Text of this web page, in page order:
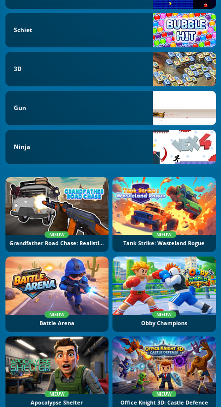
Schiet
3D
Gun
Ninja
NIEUW
Grandfather Road Chase: Realistic Shooter
NIEUW
Tank Strike: Wasteland Rogue
NIEUW
Battle Arena
NIEUW
Obby Champions
NIEUW
Apocalypse Shelter
NIEUW
Office Knight 3D: Castle Defence